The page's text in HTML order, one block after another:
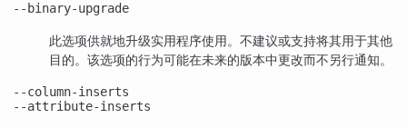
--binary-upgrade
此选项供就地升级实用程序使用。不建议或支持将其用于其他
目的。该选项的行为可能在未来的版本中更改而不另行通知。
--column-inserts
--attribute-inserts